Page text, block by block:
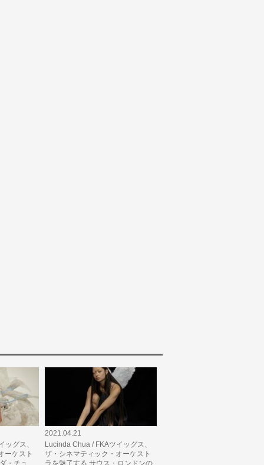
ッグス、
ーケスト
・チュ
2021.04.21
Lucinda Chua / FKAツイッグス、
ザ・シネマティック・オーケスト
ラを魅了する サウス・ロンドンの